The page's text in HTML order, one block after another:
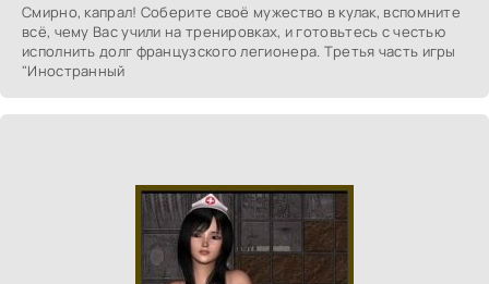
Смирно, капрал! Соберите своё мужество в кулак, вспомните
всё, чему Вас учили на тренировках, и готовьтесь с честью
исполнить долг французского легионера. Tретья часть игры
"Иностранный